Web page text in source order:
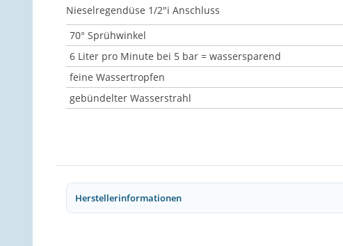
Nieselregendüse 1/2"i Anschluss
70° Sprühwinkel
6 Liter pro Minute bei 5 bar = wassersparend
feine Wassertropfen
gebündelter Wasserstrahl
Herstellerinformationen